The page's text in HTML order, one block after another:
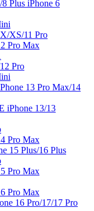
iPhone 6
XS/11 Pro
Pro Max
Pro
13 Pro Max/14
iPhone 13/13
Pro Max
15 Plus/16 Plus
Pro Max
Pro Max
16 Pro/17/17 Pro